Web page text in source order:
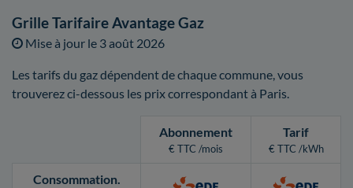
Grille Tarifaire Avantage Gaz
Mise à jour le 3 août 2026
Les tarifs du gaz dépendent de chaque commune, vous
trouverez ci-dessous les prix correspondant à Paris.
Abonnement
€ TTC /mois
Tarif
€ TTC /kWh
Consommation.